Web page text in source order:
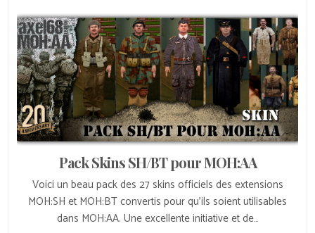
Pack Skins SH/BT pour MOH:AA
Voici un beau pack des 27 skins officiels des extensions
MOH:SH et MOH:BT convertis pour qu’ils soient utilisables
dans MOH:AA. Une excellente initiative et de…